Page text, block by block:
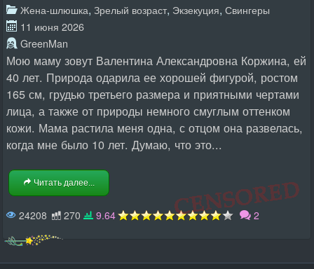
Жена-шлюшка, Зрелый возраст, Экзекуция, Свингеры
11 июня 2026
GreenMan
Мою маму зовут Валентина Александровна Коржина, ей
40 лет. Природа одарила ее хорошей фигурой, ростом
165 см, грудью третьего размера и приятными чертами
лица, а также от природы немного смуглым оттенком
кожи. Мама растила меня одна, с отцом она развелась,
когда мне было 10 лет. Думаю, что это...
Читать далее...
24208 270 9.64 2